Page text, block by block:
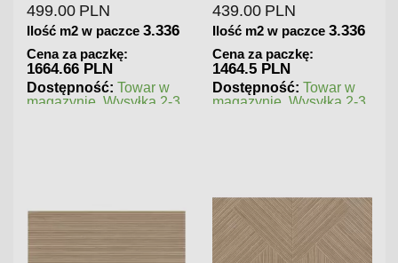
439.00 PLN
Ilość m2 w paczce 3.336
Cena za paczkę:
1464.5 PLN
Dostępność: Towar w
magazynie. Wysyłka 2-3
180.00 PLN
Ilość m2 w paczce 1.125
Cena za paczkę:
202.5 PLN
Dostępność: Towar w
magazynie. Wysyłka 2-3